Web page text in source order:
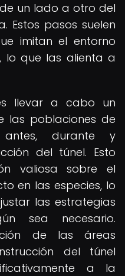
un lado a otro del
Estos pasos suelen
imitan el entorno
lo que las alienta a
llevar a cabo un
las poblaciones de
antes, durante y
del túnel. Esto
valiosa sobre el
en las especies, lo
las estrategias
sea necesario.
de las áreas
del túnel
a la